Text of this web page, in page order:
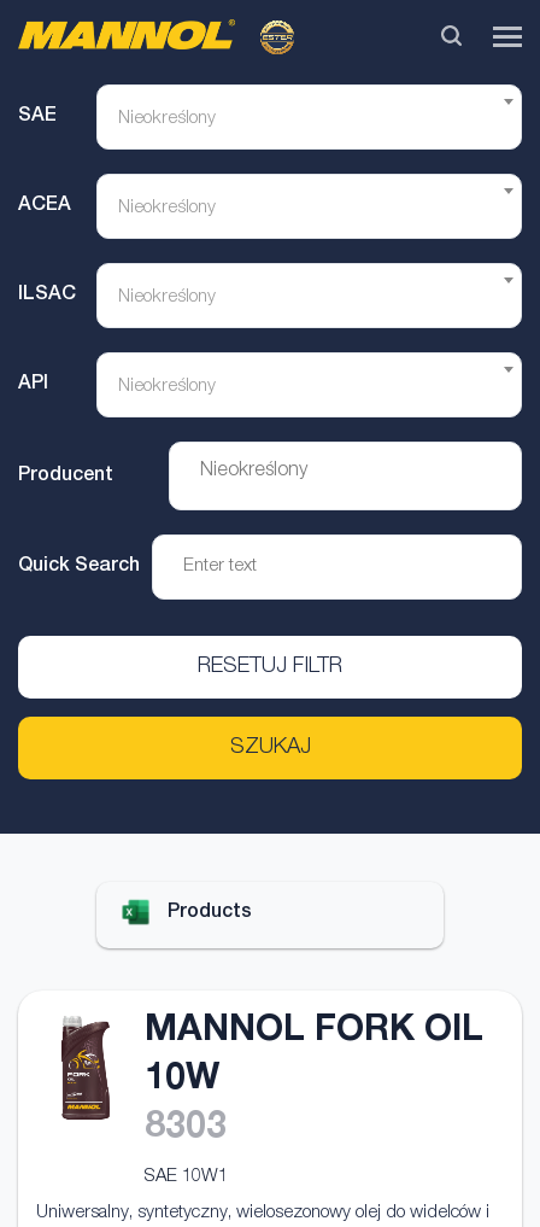
SAE Nieokreślony
ACEA Nieokreślony
ILSAC Nieokreślony
API Nieokreślony
Producent
Quick Search
RESETUJ FILTR
SZUKAJ
Products
MANNOL FORK OIL
10W
8303
SAE 10W1
Uniwersalny, syntetyczny, wielosezonowy olej do widelców i